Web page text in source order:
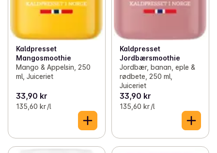
Kaldpresset
Mangosmoothie
Mango & Appelsin, 250
ml, Juiceriet
33,90 kr
135,60 kr /l
Kaldpresset
Jordbærsmoothie
Jordbær, banan, eple &
rødbete, 250 ml,
Juiceriet
33,90 kr
135,60 kr /l